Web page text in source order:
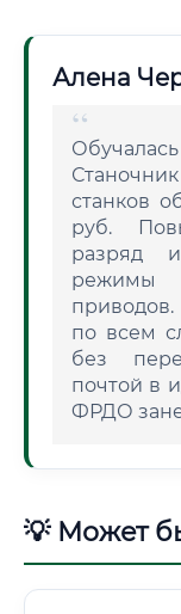
Алена
станков
руб.
разряд
режимы
приводов.
по всем
без
почтой в
ФРДО
💡 Может